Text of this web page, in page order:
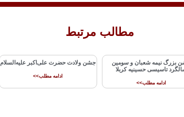
مطالب مرتبط
بزرگ نیمه شعبان و سومین
تاسیسی حسینیه کربلا
ادامه مطلب>>
جشن ولادت حضرت علی‌اکبر علیه‌السلام
ادامه مطلب>>